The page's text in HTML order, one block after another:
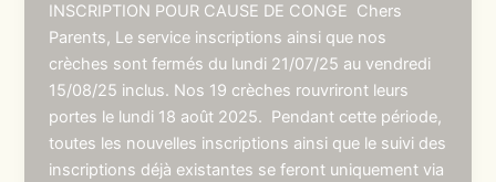
INSCRIPTION POUR CAUSE DE CONGE Chers
Parents, Le service inscriptions ainsi que nos
crèches sont fermés du lundi 21/07/25 au vendredi
15/08/25 inclus. Nos 19 crèches rouvriront leurs
portes le lundi 18 août 2025. Pendant cette période,
toutes les nouvelles inscriptions ainsi que le suivi des
inscriptions déjà existantes se feront uniquement via